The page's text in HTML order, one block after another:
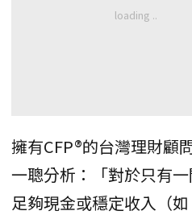
擁有CFP®的台灣理財顧
一聰分析：「對於只有
足夠現金或穩定收入（如